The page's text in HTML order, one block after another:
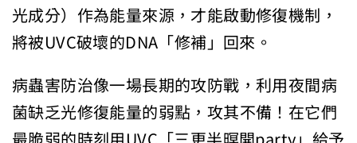
光成分）作為能量來源，才能啟動修復機制，
將被UVC破壞的DNA「修補」回來。
病蟲害防治像一場長期的攻防戰，利用夜間病
菌缺乏光修復能量的弱點，攻其不備！在它們